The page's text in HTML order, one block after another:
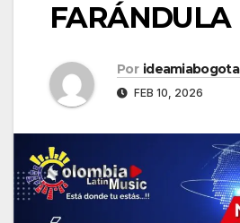
FARÁNDULA
Por ideamiabogota
FEB 10, 2026